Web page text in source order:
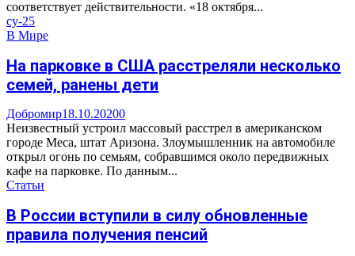
соответствует действительности. «18 октября...
су-25
В Мире
На парковке в США расстреляли несколько
семей, ранены дети
Добромир18.10.20200
Неизвестный устроил массовый расстрел в американском
городе Меса, штат Аризона. Злоумышленник на автомобиле
открыл огонь по семьям, собравшимся около передвижных
кафе на парковке. По данным...
Статьи
В России вступили в силу обновленные
правила получения пенсий